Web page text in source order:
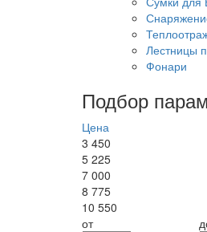
Лестницы
Фонари
Подбор
Цена
3 450
5 225
7 000
8 775
10 550
от